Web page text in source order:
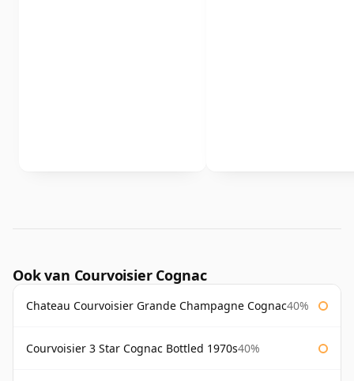
Ook van Courvoisier Cognac
Chateau Courvoisier Grande Champagne Cognac40%
Courvoisier 3 Star Cognac Bottled 1970s40%